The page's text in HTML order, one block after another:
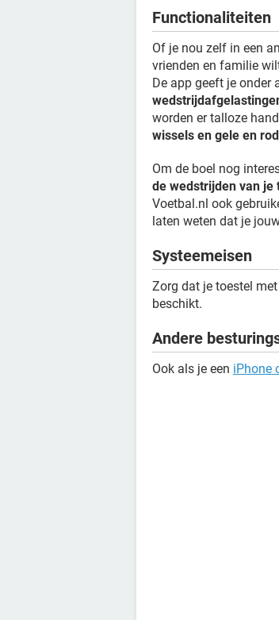
Functionaliteiten
Of je nou zelf in een
vrienden en familie
De app geeft je onder
worden er talloze
wissels en gele en
Om de boel nog
de wedstrijden van je
Voetbal.nl ook
laten weten dat je
Systeemeisen
Zorg dat je toestel met
beschikt.
Andere
Ook als je een iPhone